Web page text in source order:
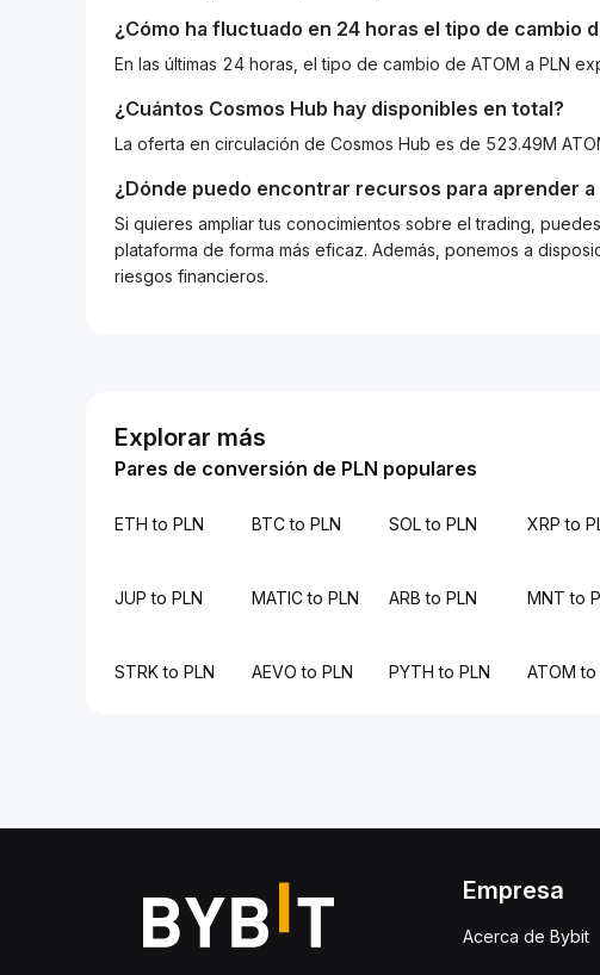
¿Cómo ha fluctuado en 24 horas el tipo de cambio
En las últimas 24 horas, el tipo de cambio de ATOM a PLN
¿Cuántos Cosmos Hub hay disponibles en total?
La oferta en circulación de Cosmos Hub es de 523.49M
¿Dónde puedo encontrar recursos para aprender
Si quieres ampliar tus conocimientos sobre el trading,
plataforma de forma más eficaz. Además, ponemos a
riesgos financieros.
Explorar más
Pares de conversión de PLN populares
ETH to PLN BTC to PLN SOL to PLN XRP to
JUP to PLN MATIC to PLN ARB to PLN MNT to
STRK to PLN AEVO to PLN PYTH to PLN ATOM to
Empresa
Acerca de Bybit